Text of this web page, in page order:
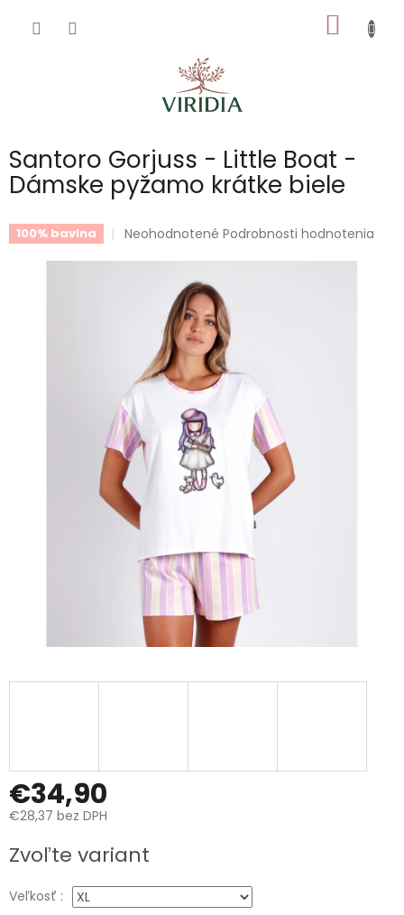
KOŠÍK
Santoro Gorjuss - Little Boat -
Dámske pyžamo krátke biele
100% bavlna
Priemerné
produktu
hviezdičiek.
Neohodnotené Podrobnosti hodnotenia
€34,90
€28,37 bez DPH
cena:
Zvoľte variant
Veľkosť :